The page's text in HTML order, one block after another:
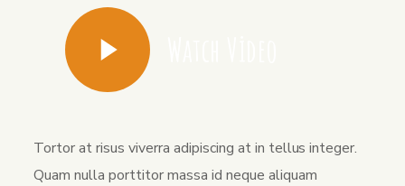
Tortor at risus viverra adipiscing at in tellus integer.
Quam nulla porttitor massa id neque aliquam